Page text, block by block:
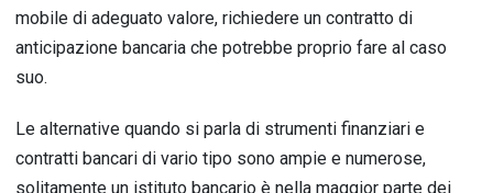
mobile di adeguato valore, richiedere un contratto di
anticipazione bancaria che potrebbe proprio fare al caso
suo.
Le alternative quando si parla di strumenti finanziari e
contratti bancari di vario tipo sono ampie e numerose,
solitamente un istituto bancario è nella maggior parte dei